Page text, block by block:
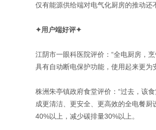
仅有能源供给端对电气化厨房的推动还
✦用户端好评✦
江阴市一眼科医院评价：“全电厨房，
具有自动断电保护功能，使用起来更为
株洲朱亭镇政府食堂评价：“过去，该
成更清洁、更安全、更高效的全电餐
40%以上，减少碳排量30%以上。